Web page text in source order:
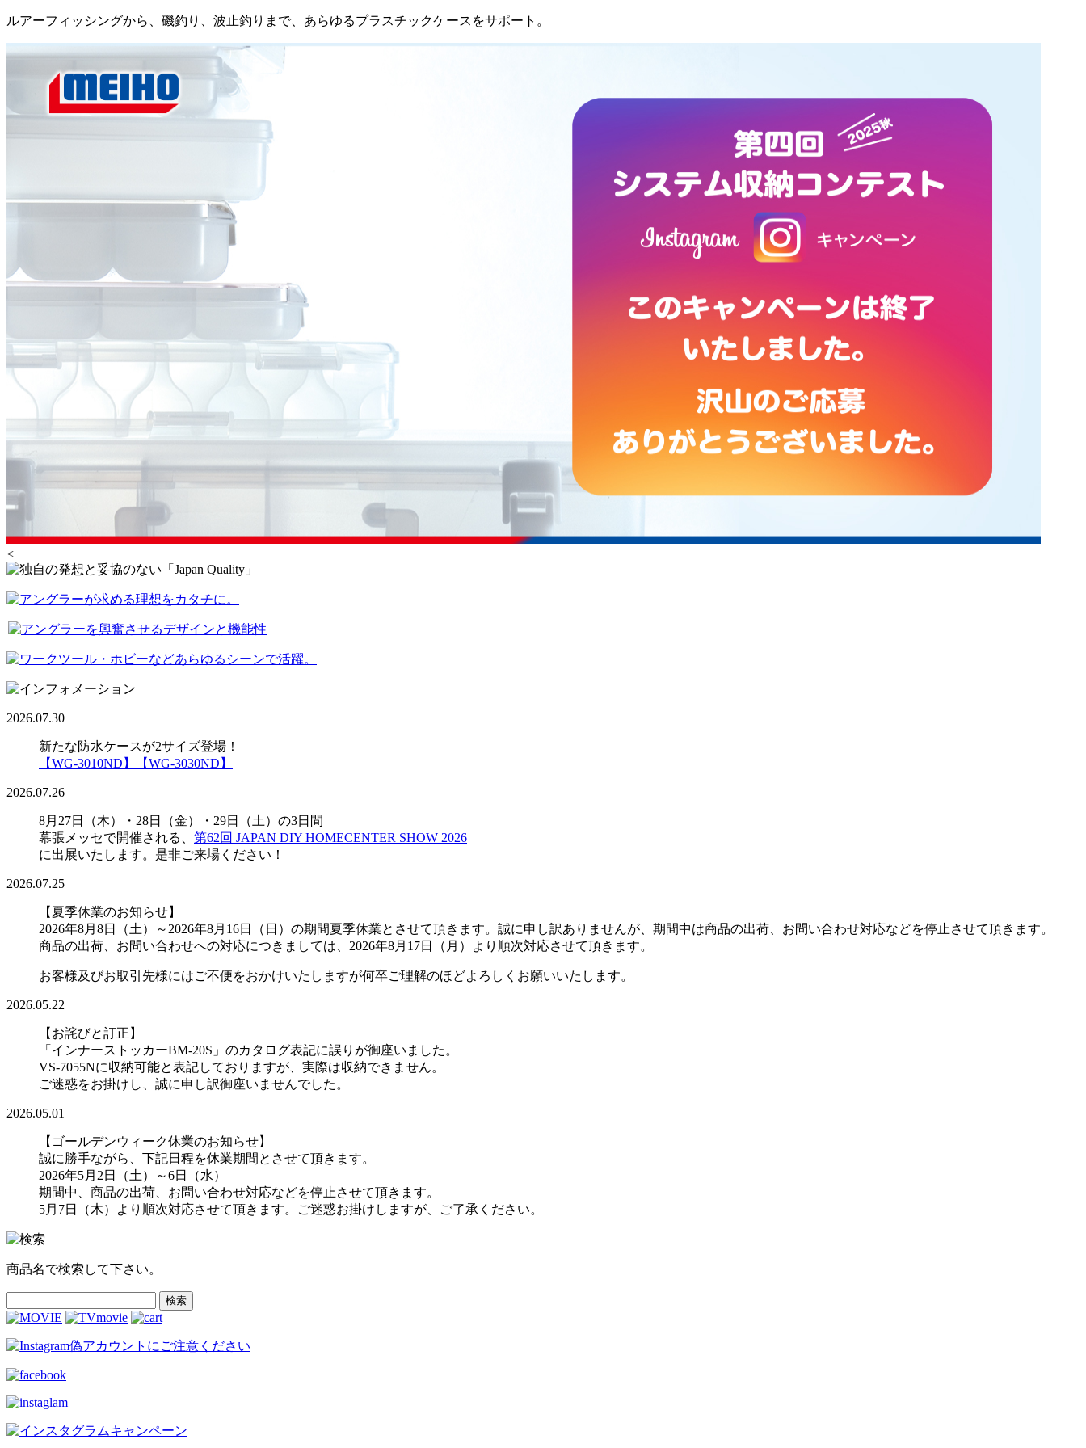
ルアーフィッシングから、磯釣り、波止釣りまで、あらゆるプラスチックケースをサポート。
<
2026.07.30
新たな防水ケースが2サイズ登場！
【WG-3010ND】
【WG-3030ND】
2026.07.26
8月27日（木）・28日（金）・29日（土）の3日間
幕張メッセで開催される、 第62回 JAPAN DIY HOMECENTER SHOW 2026
に出展いたします。是非ご来場ください！
2026.07.25
【夏季休業のお知らせ】
2026年8月8日（土）～2026年8月16日（日）の期間夏季休業とさせて頂きます。誠に申し訳ありませんが、期間中は商品の出荷、お問い合わせ対応などを停止させて頂きます。
商品の出荷、お問い合わせへの対応につきましては、2026年8月17日（月）より順次対応させて頂きます。
お客様及びお取引先様にはご不便をおかけいたしますが何卒ご理解のほどよろしくお願いいたします。
2026.05.22
【お詫びと訂正】
「インナーストッカーBM-20S」のカタログ表記に誤りが御座いました。
VS-7055Nに収納可能と表記しておりますが、実際は収納できません。
ご迷惑をお掛けし、誠に申し訳御座いませんでした。
2026.05.01
【ゴールデンウィーク休業のお知らせ】
誠に勝手ながら、下記日程を休業期間とさせて頂きます。
2026年5月2日（土）～6日（水）
期間中、商品の出荷、お問い合わせ対応などを停止させて頂きます。
5月7日（木）より順次対応させて頂きます。ご迷惑お掛けしますが、ご了承ください。
商品名で検索して下さい。